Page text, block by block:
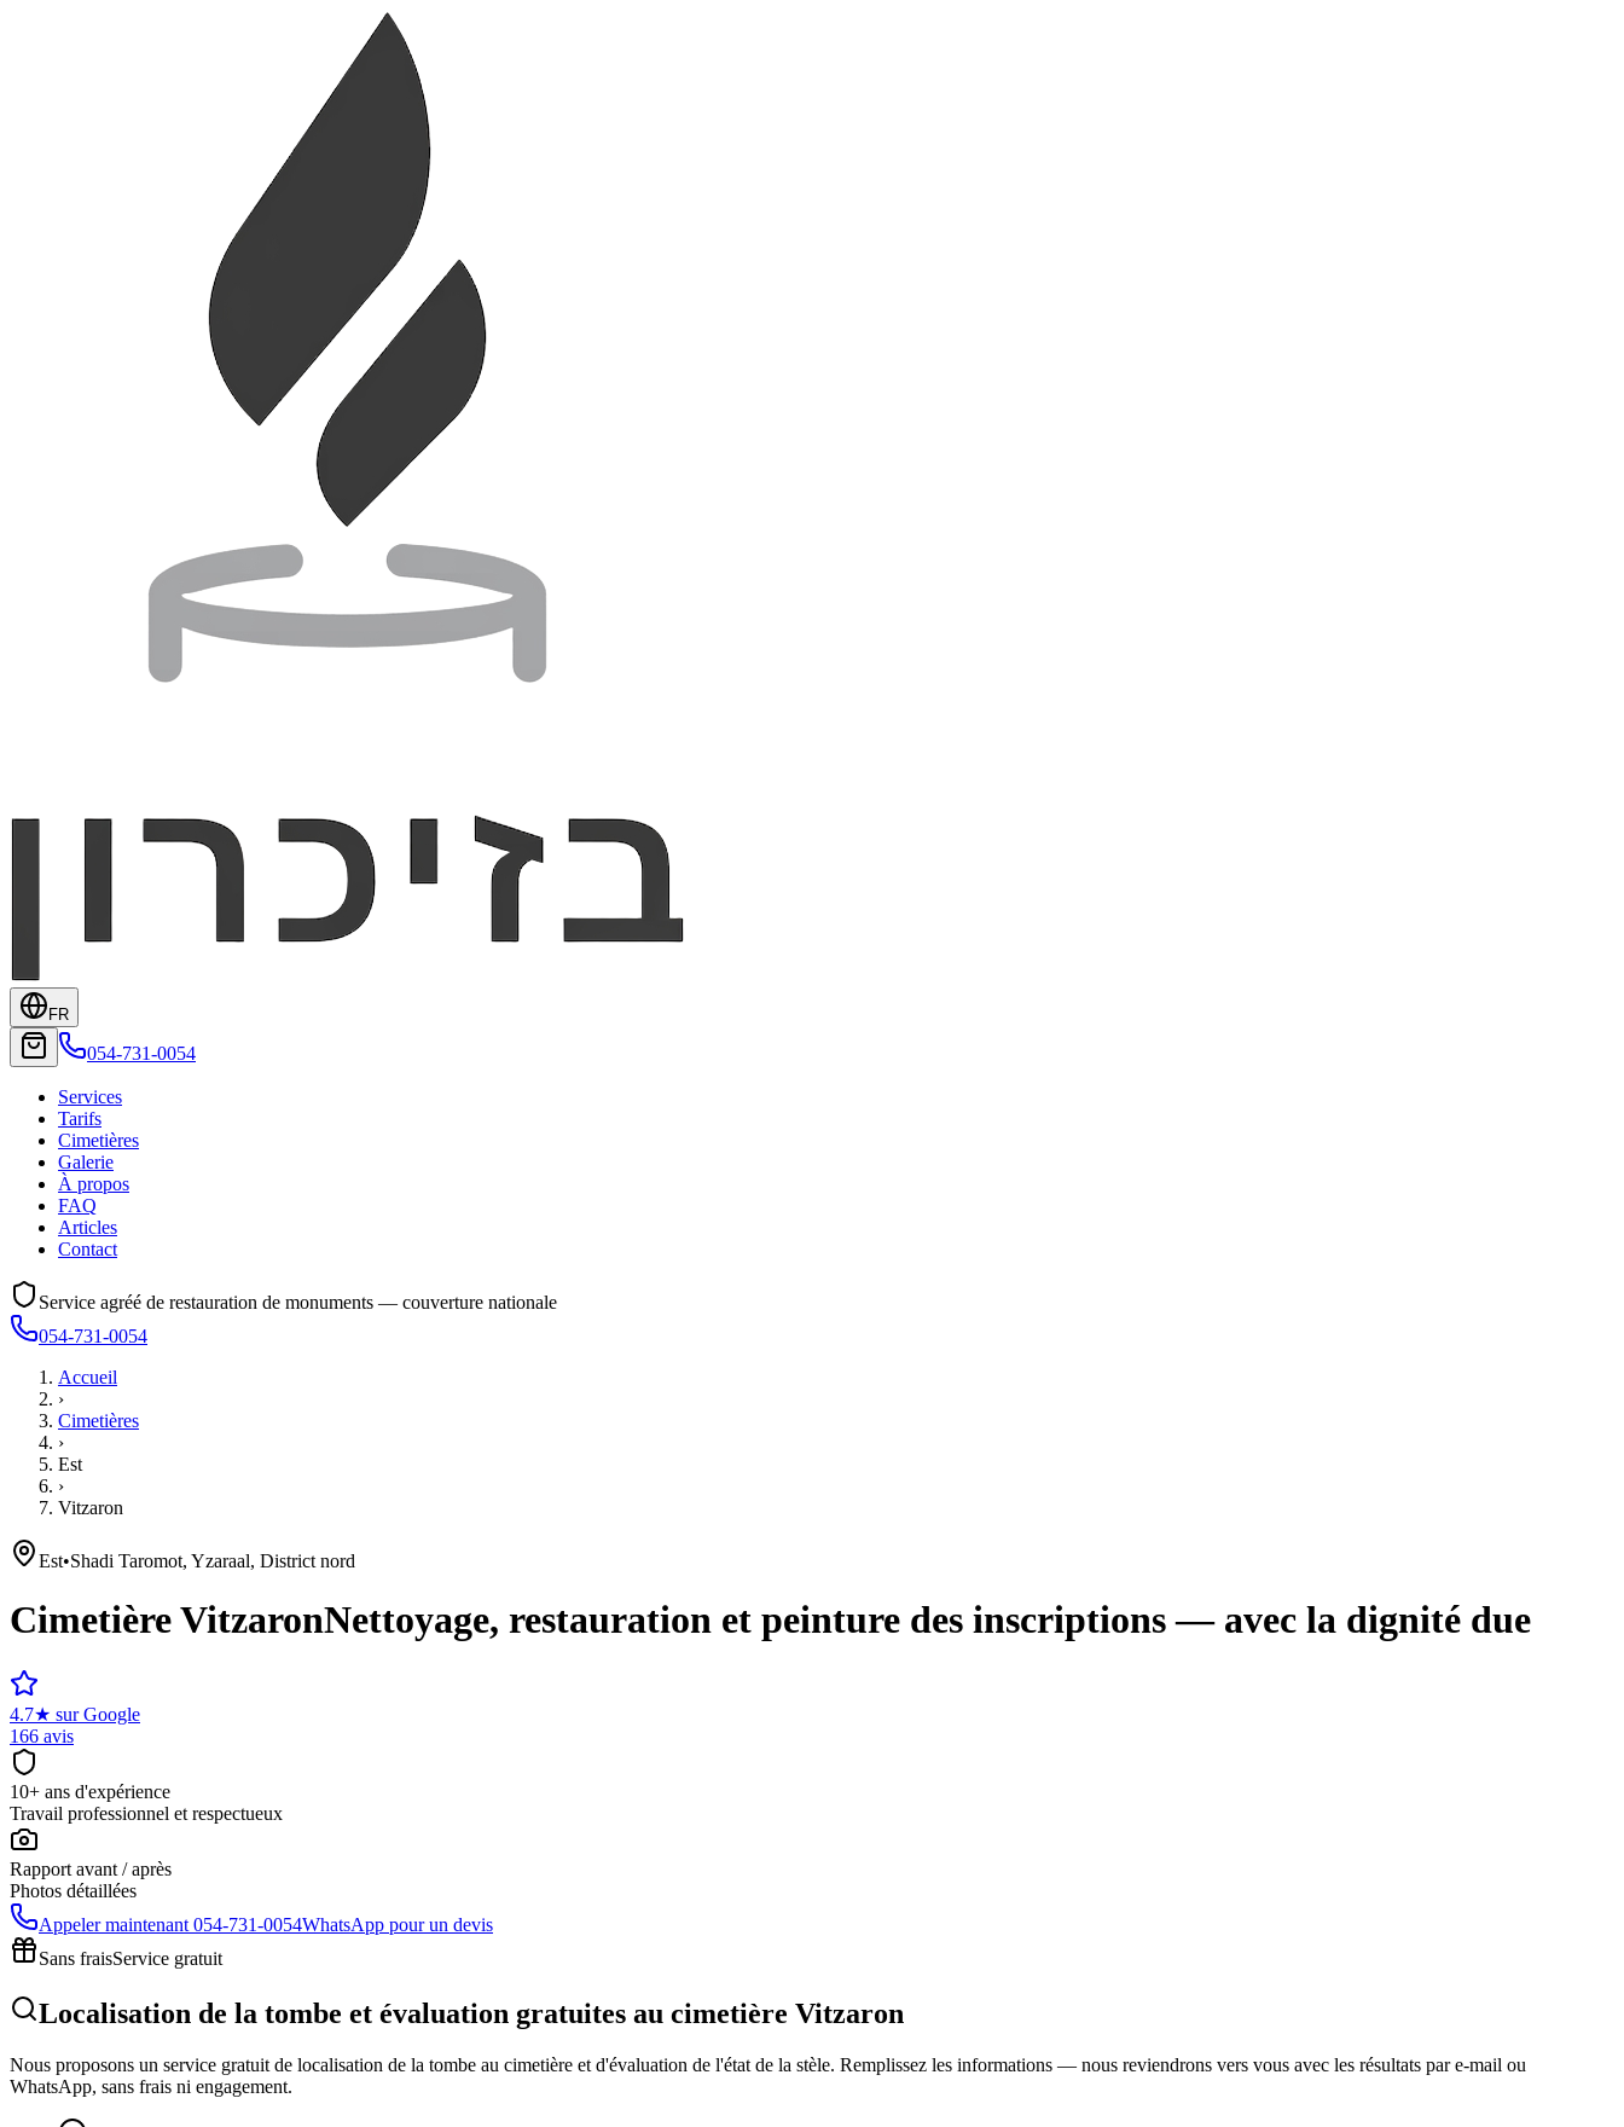
FR
054-731-0054
Services
Tarifs
Cimetières
Galerie
À propos
FAQ
Articles
Contact
Service agréé de restauration de monuments — couverture nationale
054-731-0054
Accueil
›
Cimetières
›
Est
›
Vitzaron
Est•Shadi Taromot, Yzaraal, District nord
CimetièreVitzaronNettoyage, restauration et peinture des inscriptions — avec la dignité due
4.7★ sur Google
166 avis
10+ ans d'expérience
Travail professionnel et respectueux
Rapport avant / après
Photos détaillées
Appeler maintenant 054-731-0054WhatsApp pour un devis
Sans fraisService gratuit
Localisation de la tombe et évaluation gratuites au cimetière Vitzaron
Nous proposons un service gratuit de localisation de la tombe au cimetière et d'évaluation de l'état de la stèle. Remplissez les informations — nous reviendrons vers vous avec les résultats par e-mail ou
WhatsApp, sans frais ni engagement.